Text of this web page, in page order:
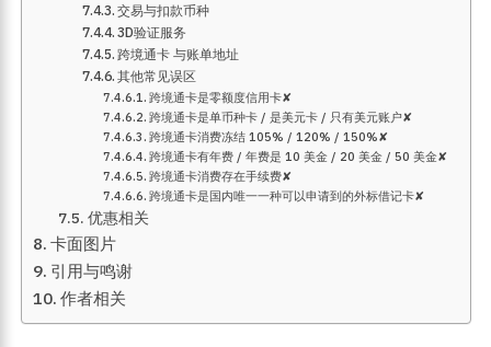
交易与扣款币种
3D验证服务
跨境通卡 与账单地址
其他常见误区
跨境通卡是零额度信用卡✘
跨境通卡是单币种卡 / 是美元卡 / 只有美元账户✘
跨境通卡消费冻结 105% / 120% / 150%✘
跨境通卡有年费 / 年费是 10 美金 / 20 美金 / 50 美金✘
跨境通卡消费存在手续费✘
跨境通卡是国内唯一一种可以申请到的外标借记卡✘
优惠相关
卡面图片
引用与鸣谢
作者相关